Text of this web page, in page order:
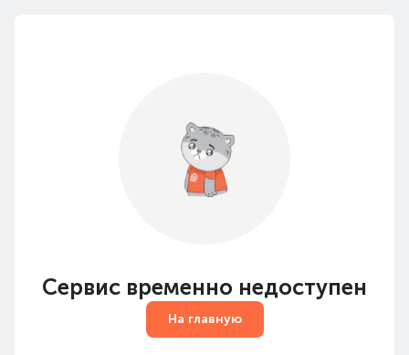
Сервис временно недоступен
На главную